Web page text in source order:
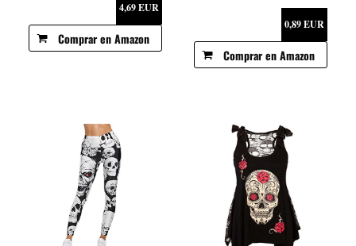
4,69 EUR
Comprar en Amazon
0,89 EUR
Comprar en Amazon